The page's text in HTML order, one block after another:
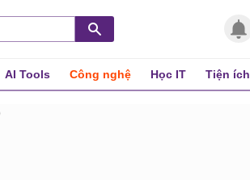
AI Tools Công nghệ Học IT Tiện ích